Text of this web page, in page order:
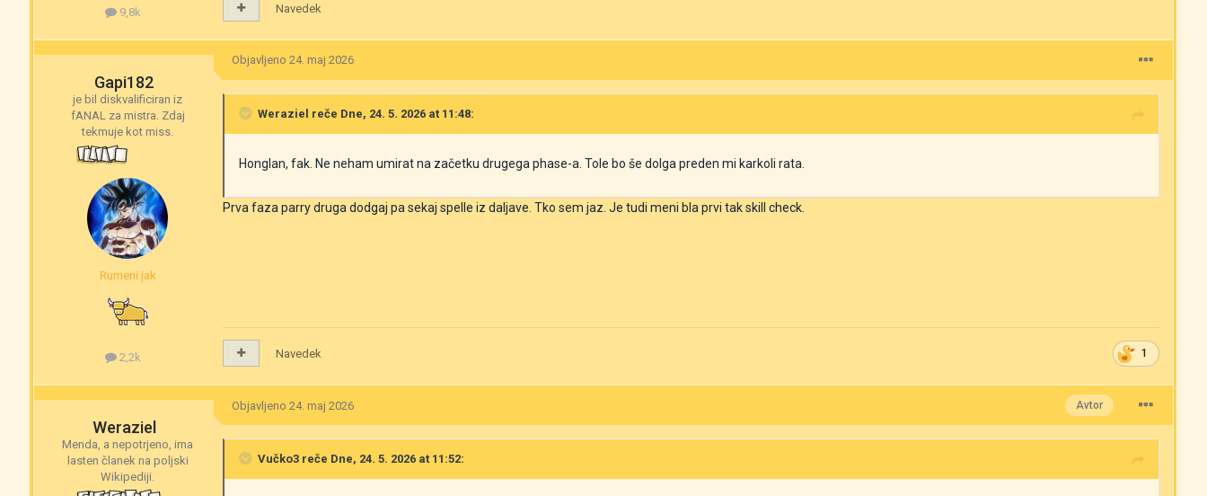
9,8k Navedek
Gapi182
je bil diskvalificiran iz
fANAL za mistra. Zdaj
tekmuje kot miss.
Rumeni jak
2,2k
Objavljeno24. maj 2026
Weraziel reče Dne, 24. 5. 2026 at 11:48:
Honglan, fak. Ne neham umirat na začetku drugega phase-a. Tole bo še dolga preden mi karkoli rata.
Prva faza parry druga dodgaj pa sekaj spelle iz daljave. Tko sem jaz. Je tudi meni bla prvi tak skill check.
1
Navedek
Weraziel
Menda, a nepotrjeno, ima
lasten članek na poljski
Wikipediji.
Avtor
Objavljeno24. maj 2026
Vučko3 reče Dne, 24. 5. 2026 at 11:52: